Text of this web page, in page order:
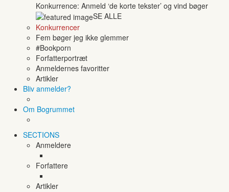
Konkurrence: Anmeld ‘de korte tekster’ og vind bøger
SE ALLE
Konkurrencer
Fem bøger jeg ikke glemmer
#Bookporn
Forfatterportræt
Anmeldernes favoritter
Artikler
Bliv anmelder?
Om Bogrummet
SECTIONS
Anmeldere
Forfattere
Artikler